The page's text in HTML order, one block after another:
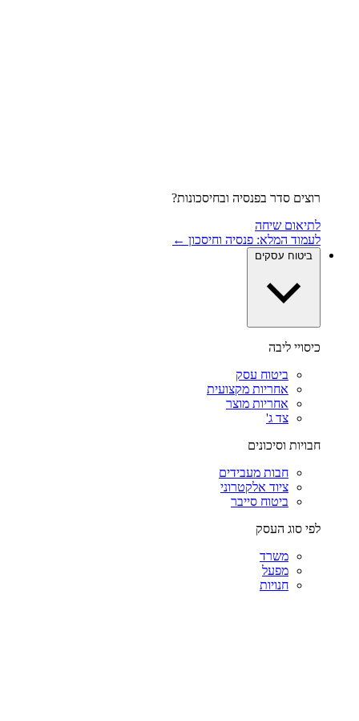
רוצים סדר בפנסיה ובחיסכונות?
לתיאום שיחה
לעמוד המלא: פנסיה וחיסכון ←
ביטוח עסקים
כיסויי ליבה
ביטוח עסק
אחריות מקצועית
אחריות מוצר
צד ג'
חבויות וסיכונים
חבות מעבידים
ציוד אלקטרוני
ביטוח סייבר
לפי סוג העסק
משרד
מפעל
חנויות